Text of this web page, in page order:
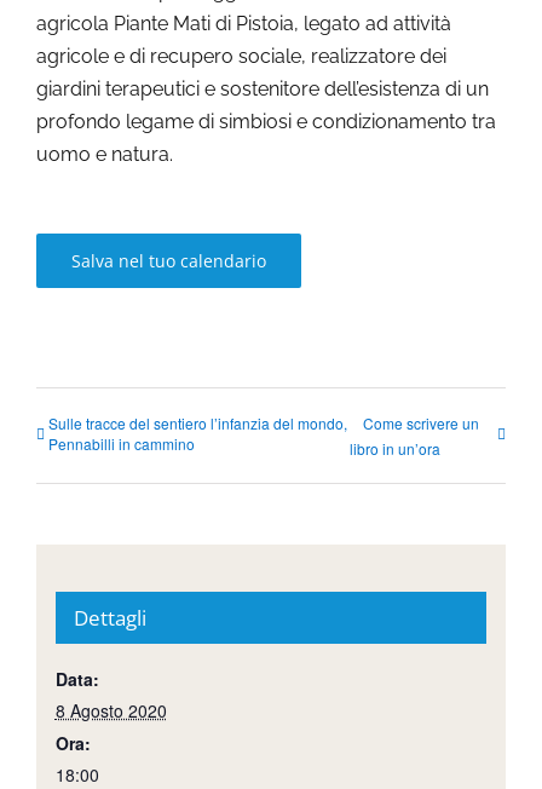
agricola Piante Mati di Pistoia, legato ad attività
agricole e di recupero sociale, realizzatore dei
giardini terapeutici e sostenitore dell’esistenza di un
profondo legame di simbiosi e condizionamento tra
uomo e natura.
Salva nel tuo calendario
Sulle tracce del sentiero l’infanzia del mondo,
Pennabilli in cammino
Come scrivere un
libro in un’ora
Dettagli
Data:
8 Agosto 2020
Ora:
18:00